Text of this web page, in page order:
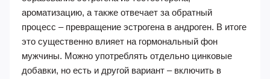
ароматизацию, а также отвечает за обратный
процесс – превращение эстрогена в андроген. В итоге
это существенно влияет на гормональный фон
мужчины. Можно употреблять отдельно цинковые
добавки, но есть и другой вариант – включить в